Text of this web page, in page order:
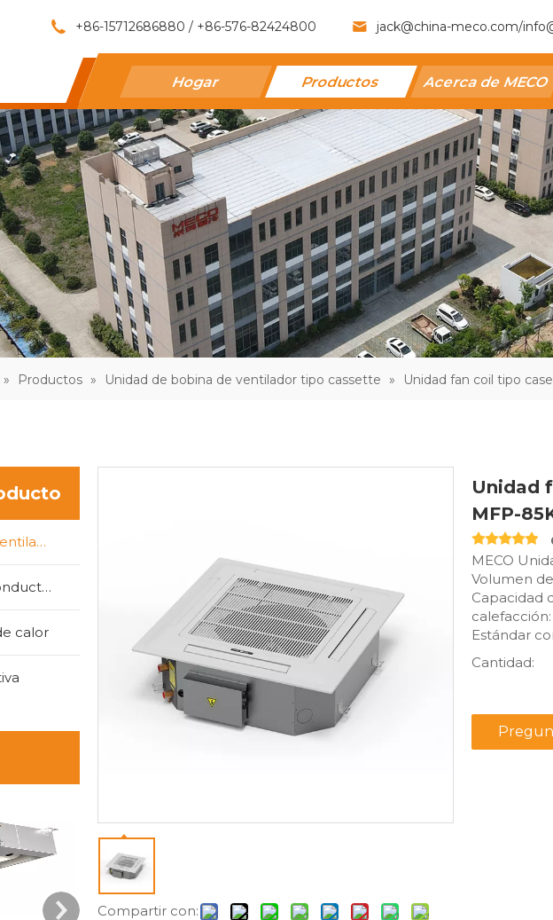
+86-15712686880 / +86-576-82424800 jack@china-meco.com/
Hogar Productos Acerca de MECO
» Productos » Unidad de bobina de ventilador tipo cassette » Unidad fan coil tipo
Unidad de bobina de ventilador tipo cassette
Unidad Fan Coil con conductos
calor
Compartir con:
Unidad
MFP-
MECO
Volumen
Capacidad
Estándar
Cantidad: